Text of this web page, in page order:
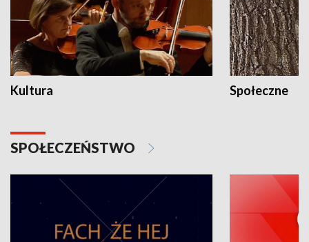
Kultura Społeczne
SPOŁECZEŃSTWO